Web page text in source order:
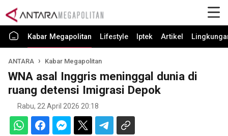
Kabar Megapolitan Lifestyle Iptek Artikel
ANTARA Kabar Megapolitan
WNA asal Inggris meninggal dunia di
ruang detensi Imigrasi Depok
Rabu, 22 April 2026 20:18